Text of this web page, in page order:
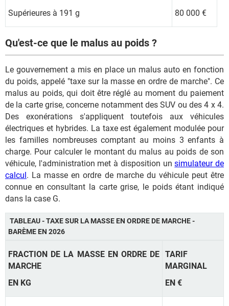
Supérieures à 191 g 80 000 €
Qu'est-ce que le malus au poids ?
Le gouvernement a mis en place un malus auto en fonction
du poids, appelé "taxe sur la masse en ordre de marche". Ce
malus au poids, qui doit être réglé au moment du paiement
de la carte grise, concerne notamment des SUV ou des 4 x 4.
Des exonérations s'appliquent toutefois aux véhicules
électriques et hybrides. La taxe est également modulée pour
les familles nombreuses comptant au moins 3 enfants à
charge. Pour calculer le montant du malus au poids de son
véhicule, l'administration met à disposition unsimulateur de
calcul . La masse en ordre de marche du véhicule peut être
connue en consultant la carte grise, le poids étant indiqué
dans la case G.
TABLEAU - TAXE SUR LA MASSE EN ORDRE DE MARCHE -
BARÈME EN 2026
FRACTION DE LA MASSE EN ORDRE DE
MARCHE
EN KG
TARIF
MARGINAL
EN €